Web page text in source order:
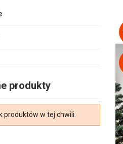
produkty
produktów w tej chwili.